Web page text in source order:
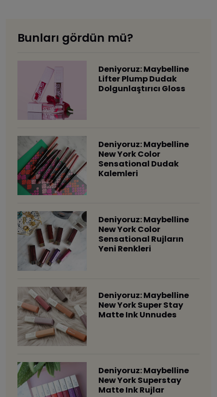
Bunları gördün mü?
Deniyoruz: Maybelline
Lifter Plump Dudak
Dolgunlaştırıcı Gloss
Deniyoruz: Maybelline
New York Color
Sensational Dudak
Kalemleri
Deniyoruz: Maybelline
New York Color
Sensational Rujların
Yeni Renkleri
Deniyoruz: Maybelline
New York Super Stay
Matte Ink Unnudes
Deniyoruz: Maybelline
New York Superstay
Matte Ink Rujlar